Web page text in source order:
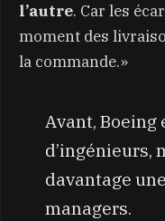
l’autre. Car les
moment des
la commande.»
Avant,
d’ingénieurs,
davantage
managers.